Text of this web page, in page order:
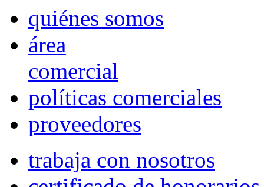
quiénes somos
área
comercial
políticas comerciales
proveedores
trabaja con nosotros